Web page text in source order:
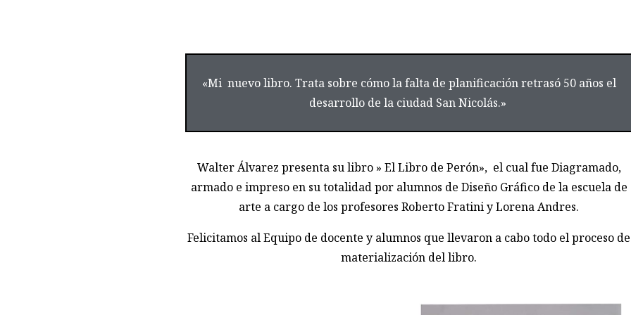
«Mi nuevo libro. Trata sobre cómo la falta de planificación retrasó 50 años el
desarrollo de la ciudad San Nicolás.»
Walter Álvarez presenta su libro » El Libro de Perón», el cual fue Diagramado,
armado e impreso en su totalidad por alumnos de Diseño Gráfico de la escuela de
arte a cargo de los profesores Roberto Fratini y Lorena Andres.
Felicitamos al Equipo de docente y alumnos que llevaron a cabo todo el proceso de
materialización del libro.